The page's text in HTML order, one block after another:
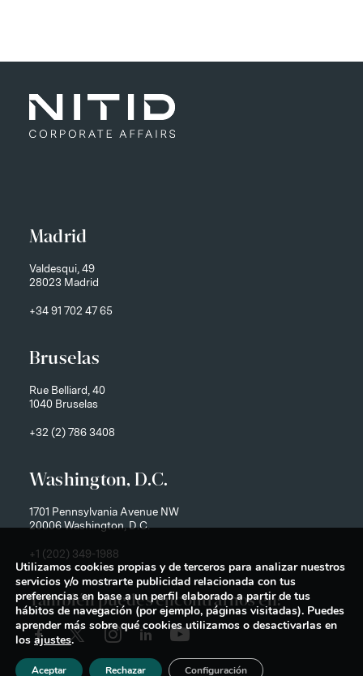
Madrid
Valdesqui, 49
28023 Madrid
+34 91 702 47 65
Bruselas
Rue Belliard, 40
1040 Bruselas
+32 (2) 786 3408
Washington, D.C.
1701 Pennsylvania Avenue NW
20006 Washington, D.C.
+1 (202) 349-1988
También puedes encontrarnos en:
Utilizamos cookies propias y de terceros para analizar nuestros
servicios y/o mostrarte publicidad relacionada con tus
preferencias en base a un perfil elaborado a partir de tus
hábitos de navegación (por ejemplo, páginas visitadas). Puedes
aprender más sobre qué cookies utilizamos o desactivarlas en
los ajustes.
Aceptar Rechazar Configuración